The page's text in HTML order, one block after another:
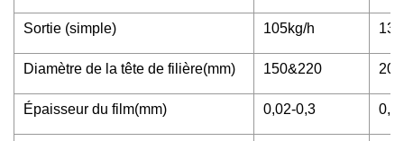
Sortie (simple) 105kg/h
Diamètre de la tête de filière(mm) 150&220
Épaisseur du film(mm) 0,02-0,3